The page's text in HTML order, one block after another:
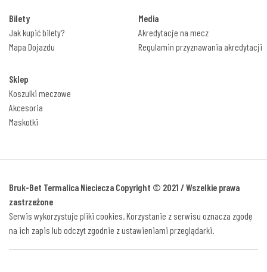
Bilety
Jak kupić bilety?
Mapa Dojazdu
Media
Akredytacje na mecz
Regulamin przyznawania akredytacji
Sklep
Koszulki meczowe
Akcesoria
Maskotki
Bruk-Bet Termalica Nieciecza Copyright © 2021 / Wszelkie prawa
zastrzeżone
Serwis wykorzystuje pliki cookies. Korzystanie z serwisu oznacza zgodę
na ich zapis lub odczyt zgodnie z ustawieniami przeglądarki.